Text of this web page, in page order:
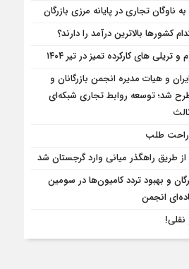
تجاری در پایانه مرزی بازرگان
کشورها بالاترین درآمد را دارند؟
های کارکرده تمیز در تیر ۱۴۰۴
و هیات مدیره انجمن بازرگانان و
شد؛ توسعه روابط تجاری شبکه‌ای
راحت طلب
طریق راهگذر میانی وارد گرجستان شد
و بهبود تردد کامیون‌ها در سومین
انجمن